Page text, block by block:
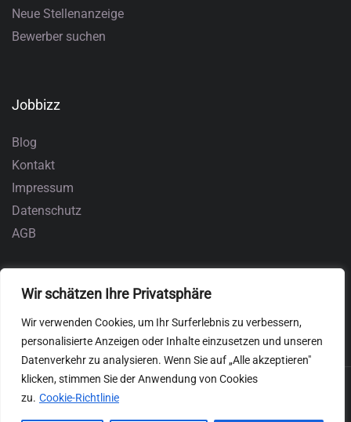
Wir schätzen Ihre Privatsphäre
Wir verwenden Cookies, um Ihr Surferlebnis zu verbessern,
personalisierte Anzeigen oder Inhalte einzusetzen und unseren
Datenverkehr zu analysieren. Wenn Sie auf „Alle akzeptieren"
klicken, stimmen Sie der Anwendung von Cookies
zu. Cookie-Richtlinie
Neue Stellenanzeige
Bewerber suchen
Jobbizz
Blog
Kontakt
Impressum
Datenschutz
AGB